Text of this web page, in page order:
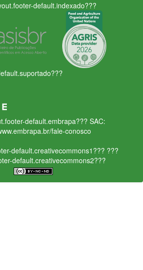
default.indexado???
default.embrapa??? SAC:
fale-conosco
default.creativecommons1??? ???
default.creativecommons2???